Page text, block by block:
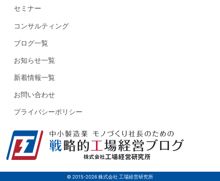
セミナー
コンサルティング
ブログ一覧
お知らせ一覧
新着情報一覧
お問い合わせ
プライバシーポリシー
© 2015-2026 株式会社 工場経営研究所